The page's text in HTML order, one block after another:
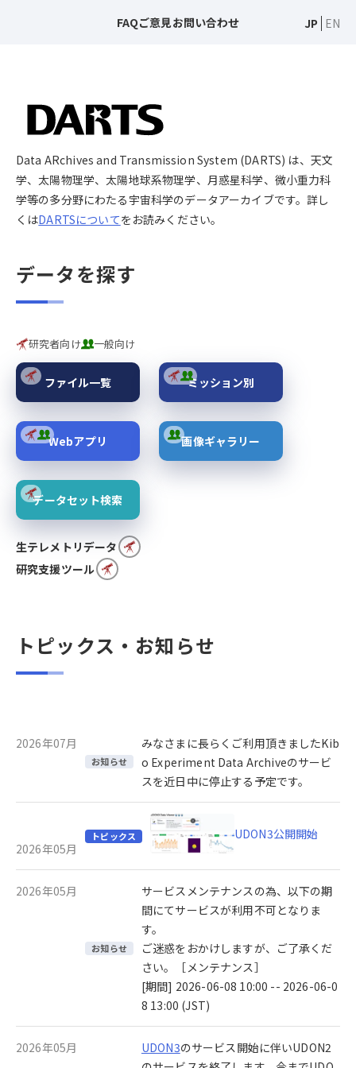
FAQご意見お問い合わせ JP EN
Data ARchives and Transmission System (DARTS) は、天文
学、太陽物理学、太陽地球系物理学、月惑星科学、微小重力科
学等の多分野にわたる宇宙科学のデータアーカイブです。詳し
くはDARTSについてをお読みください。
データを探す
研究者向け 一般向け
ファイル一覧 ミッション別
Webアプリ 画像ギャラリー
データセット検索
生テレメトリデータ
研究支援ツール
トピックス・お知らせ
2026年07月
お知らせ
みなさまに長らくご利用頂きましたKib
o Experiment Data Archiveのサービ
スを近日中に停止する予定です。
2026年05月
トピックス UDON3公開開始
2026年05月
お知らせ
サービスメンテナンスの為、以下の期
間にてサービスが利用不可となりま
す。
ご迷惑をおかけしますが、ご了承くだ
さい。［メンテナンス］
[期間] 2026-06-08 10:00 -- 2026-06-0
8 13:00 (JST)
2026年05月 UDON3のサービス開始に伴いUDON2